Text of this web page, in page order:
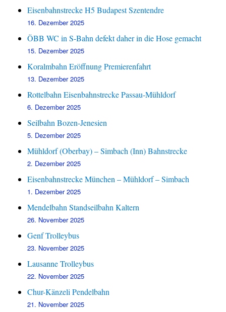
Eisenbahnstrecke H5 Budapest Szentendre
16. Dezember 2025
ÖBB WC in S-Bahn defekt daher in die Hose gemacht
15. Dezember 2025
Koralmbahn Eröffnung Premierenfahrt
13. Dezember 2025
Rottelbahn Eisenbahnstrecke Passau-Mühldorf
6. Dezember 2025
Seilbahn Bozen-Jenesien
5. Dezember 2025
Mühldorf (Oberbay) – Simbach (Inn) Bahnstrecke
2. Dezember 2025
Eisenbahnstrecke München – Mühldorf – Simbach
1. Dezember 2025
Mendelbahn Standseilbahn Kaltern
26. November 2025
Genf Trolleybus
23. November 2025
Lausanne Trolleybus
22. November 2025
Chur-Känzeli Pendelbahn
21. November 2025